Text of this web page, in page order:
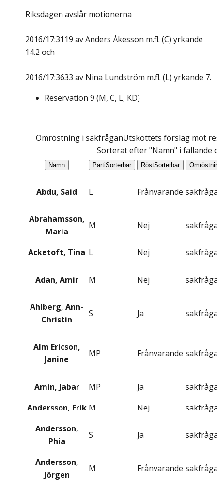
Riksdagen avslår motionerna
2016/17:3119 av Anders Åkesson m.fl. (C) yrkande
14.2 och
2016/17:3633 av Nina Lundström m.fl. (L) yrkande 7.
Reservation 9 (M, C, L, KD)
Omröstning i sakfråganUtskottets förslag mot
Sorterat efter "Namn" i fallande
Namn PartiSorterbar RöstSorterbar
Abdu, Said L Frånvarande
Abrahamsson,
Maria
M Nej
Acketoft, Tina L Nej
Adan, Amir M Nej
Ahlberg, Ann-
Christin
S Ja
Alm Ericson,
Janine
MP Frånvarande
Amin, Jabar MP Ja
Andersson, Erik M Nej
Andersson,
Phia
S Ja
Andersson,
Jörgen
M Frånvarande